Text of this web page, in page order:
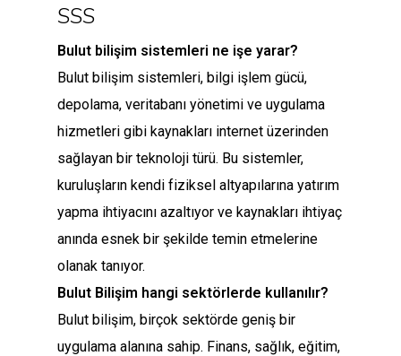
SSS
Bulut bilişim sistemleri ne işe yarar?
Bulut bilişim sistemleri, bilgi işlem gücü,
depolama, veritabanı yönetimi ve uygulama
hizmetleri gibi kaynakları internet üzerinden
sağlayan bir teknoloji türü. Bu sistemler,
kuruluşların kendi fiziksel altyapılarına yatırım
yapma ihtiyacını azaltıyor ve kaynakları ihtiyaç
anında esnek bir şekilde temin etmelerine
olanak tanıyor.
Bulut Bilişim hangi sektörlerde kullanılır?
Bulut bilişim, birçok sektörde geniş bir
uygulama alanına sahip. Finans, sağlık, eğitim,